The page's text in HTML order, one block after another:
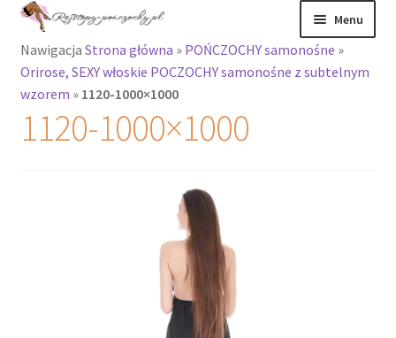
Przejdź
nawigacji
Przejdź
treści
Menu
Rajstopy
Rozwiń
menu
potomne
Nawigacja Strona główna » POŃCZOCHY samonośne »
Orirose, SEXY włoskie POCZOCHY samonośne z subtelnym
wzorem » 1120-1000×1000
1120-1000×1000